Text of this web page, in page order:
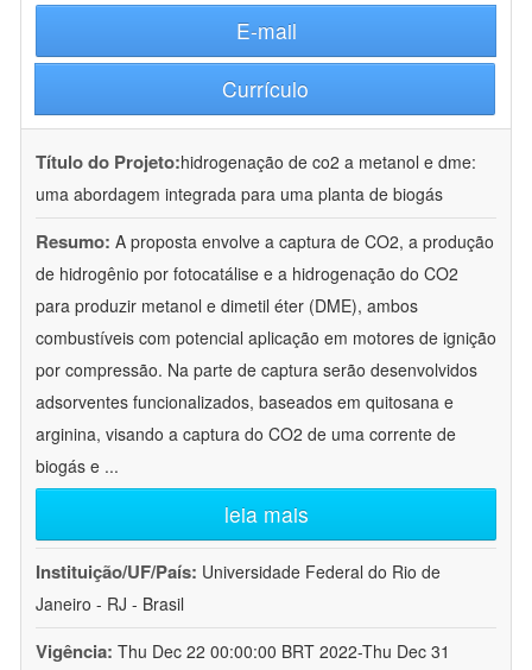
E-mail
Currículo
Título do Projeto:hidrogenação de co2 a metanol e dme:
uma abordagem integrada para uma planta de biogás
Resumo: A proposta envolve a captura de CO2, a produção
de hidrogênio por fotocatálise e a hidrogenação do CO2
para produzir metanol e dimetil éter (DME), ambos
combustíveis com potencial aplicação em motores de ignição
por compressão. Na parte de captura serão desenvolvidos
adsorventes funcionalizados, baseados em quitosana e
arginina, visando a captura do CO2 de uma corrente de
biogás e ...
leia mais
Instituição/UF/País: Universidade Federal do Rio de
Janeiro - RJ - Brasil
Vigência: Thu Dec 22 00:00:00 BRT 2022-Thu Dec 31